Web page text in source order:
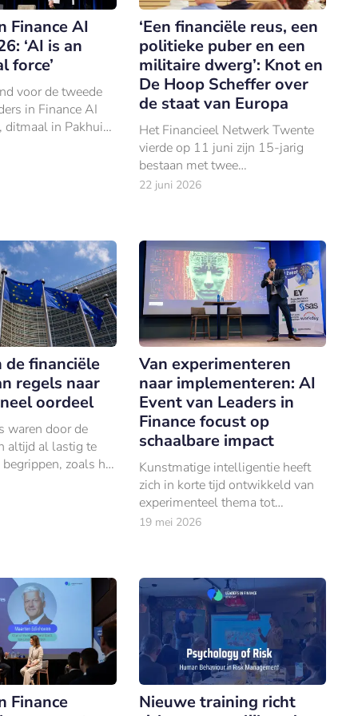
Finance AI
‘AI is an
force’
voor de tweede
in Finance AI
ditmaal in Pakhuis
‘Een financiële reus, een
politieke puber en een
militaire dwerg’: Knot en
De Hoop Scheffer over
de staat van Europa
Het Financieel Netwerk Twente
vierde op 11 juni zijn 15-jarig
bestaan met twee
zwaargewichten op het podium:
22 juni 2026
de financiële
regels naar
oordeel
waren door de
altijd al lastig te
zoals het
Van experimenteren
naar implementeren: AI
Event van Leaders in
Finance focust op
schaalbare impact
Kunstmatige intelligentie heeft
zich in korte tijd ontwikkeld van
experimenteel thema tot
strategische prioriteit binnen de
19 mei 2026
Finance
Nieuwe training richt